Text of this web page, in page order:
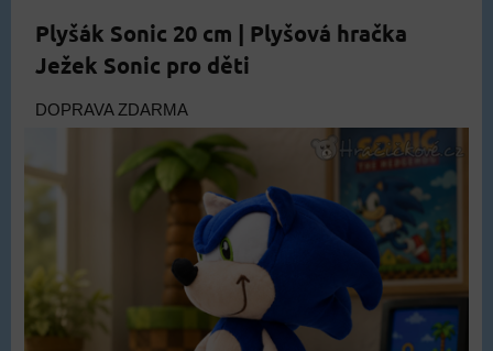
Plyšák Sonic 20 cm | Plyšová hračka
Ježek Sonic pro děti
DOPRAVA ZDARMA